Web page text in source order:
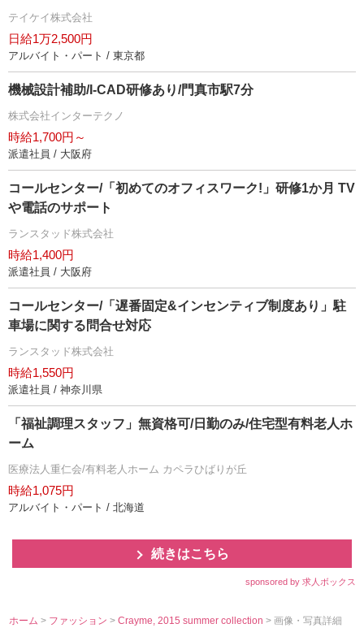
テイケイ株式会社
日給1万2,500円
アルバイト・パート / 東京都
機械設計補助/I-CAD研修あり/門真市駅7分
株式会社インターテクノ
時給1,700円～
派遣社員 / 大阪府
コールセンター/「初めてのオフィスワーク!」研修1か月 TV
電話のサポート
ランスタッド株式会社
時給1,400円
派遣社員 / 大阪府
コールセンター/「遅番固定&インセンティブ制度あり」駐
車場に関する問合せ対応
ランスタッド株式会社
時給1,550円
派遣社員 / 神奈川県
「福祉調理スタッフ」無資格可/日勤のみ/住宅型有料老人ホ
ーム
医療法人重仁会/有料老人ホーム カペラひばりが丘
時給1,075円
アルバイト・パート / 北海道
続きはこちら
sponsored by 求人ボックス
ホーム > ファッション>Crayme, 2015 summer collection> 画像・写真詳細